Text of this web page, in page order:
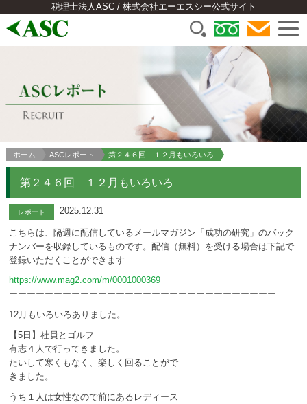
税理士法人ASC / 株式会社エーエスシー公式サイト
ホーム ASCレポート 第２４６回 １２月もいろいろ
第２４６回 １２月もいろいろ
レポート 2025.12.31
こちらは、隔週に配信しているメールマガジン「成功の研究」のバック
ナンバーを収録しているものです。配信（無料）を受ける場合は下記で
登録いただくことができます
https://www.mag2.com/m/0001000369
ーーーーーーーーーーーーーーーーーーーーーーーーーーーーーー
12月もいろいろありました。
【5日】社員とゴルフ
有志４人で行ってきました。
たいして寒くもなく、楽しく回ることがで
きました。
うち１人は女性なので前にあるレディース